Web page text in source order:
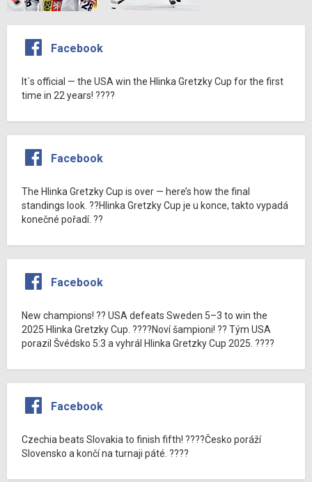
Facebook
It´s official — the USA win the Hlinka Gretzky Cup for the first
time in 22 years! ????
Facebook
The Hlinka Gretzky Cup is over — here’s how the final
standings look. ??Hlinka Gretzky Cup je u konce, takto vypadá
konečné pořadí. ??
Facebook
New champions! ?? USA defeats Sweden 5–3 to win the
2025 Hlinka Gretzky Cup. ????Noví šampioni! ?? Tým USA
porazil Švédsko 5:3 a vyhrál Hlinka Gretzky Cup 2025. ????
Facebook
Czechia beats Slovakia to finish fifth! ????Česko poráží
Slovensko a končí na turnaji páté. ????